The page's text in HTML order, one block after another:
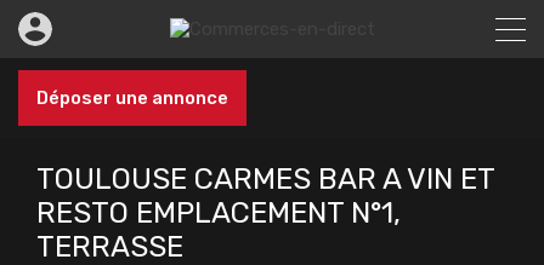
Déposer une annonce
TOULOUSE CARMES BAR A VIN ET
RESTO EMPLACEMENT N°1,
TERRASSE